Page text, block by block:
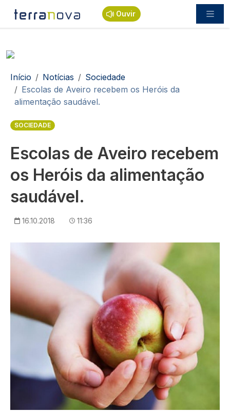
Passar para o conteúdo principal
Ouvir
Navegação estrutural
Início Notícias
Sociedade
Escolas de Aveiro recebem os Heróis da
alimentação saudável.
SOCIEDADE
Escolas de Aveiro recebem
os Heróis da alimentação
saudável.
16.10.2018 11:36